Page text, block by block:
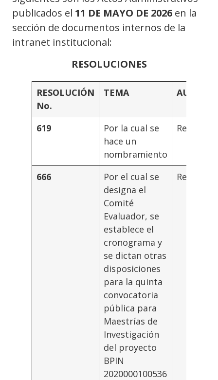
publicados el 11 DE MAYO DE 2026 en la
sección de documentos internos de la
intranet institucional:
RESOLUCIONES
RESOLUCIÓN
No.
TEMA
619
Por la cual se
hace un
nombramiento
Rector
666
Por el cual se
designa el
Comité
Evaluador, se
establece el
cronograma y
se dictan otras
disposiciones
para la quinta
convocatoria
pública para
Maestrías de
Investigación
del proyecto
BPIN
2020000100536
Rector